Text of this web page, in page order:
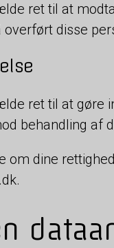
ret til at
disse
ret til at gøre
behandling af
om dine